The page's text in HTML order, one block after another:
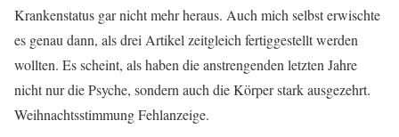
Krankenstatus gar nicht mehr heraus. Auch mich selbst erwischte
es genau dann, als drei Artikel zeitgleich fertiggestellt werden
wollten. Es scheint, als haben die anstrengenden letzten Jahre
nicht nur die Psyche, sondern auch die Körper stark ausgezehrt.
Weihnachtsstimmung Fehlanzeige.